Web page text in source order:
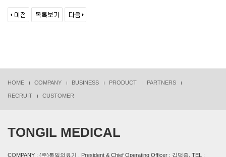
HOME COMPANY BUSINESS PRODUCT PARTNERS
RECRUIT CUSTOMER
TONGIL MEDICAL
COMPANY : (주)통일의료기 , President & Chief Operating Officer : 김덕중, TEL :